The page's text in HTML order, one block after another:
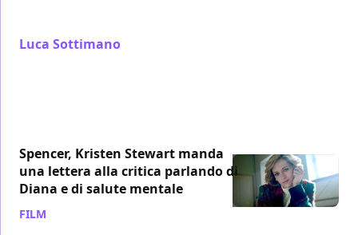
Luca Sottimano
Spencer, Kristen Stewart manda
una lettera alla critica parlando di
Diana e di salute mentale
FILM